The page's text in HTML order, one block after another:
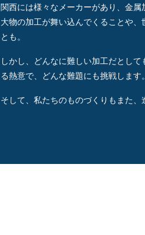
関西には様々なメーカーがあり、金
大物の加工が舞い込んでくることや
とも。
しかし、どんなに難しい加工だとし
る熱意で、どんな難題にも挑戦します。
そして、私たちのものづくりもまた、